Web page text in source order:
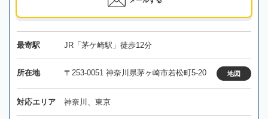
最寄駅 JR「茅ケ崎駅」徒歩12分
所在地 〒253-0051 神奈川県茅ヶ崎市若松町5-20 地図
対応エリア 神奈川、東京